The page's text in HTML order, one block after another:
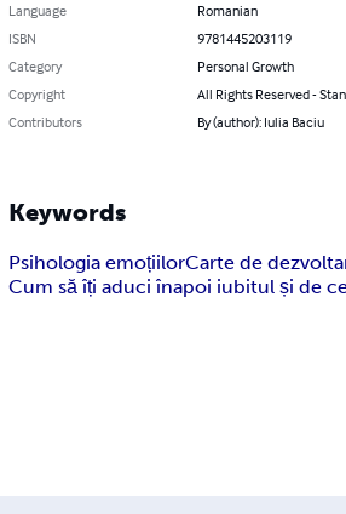
Language
Romanian
ISBN
9781445203119
Category
Personal Growth
Copyright
All Rights Reserved -
Contributors
By (author): Iulia Baciu
Keywords
Psihologia emoțiilorCarte de
Cum să îți aduci înapoi iubitul și de